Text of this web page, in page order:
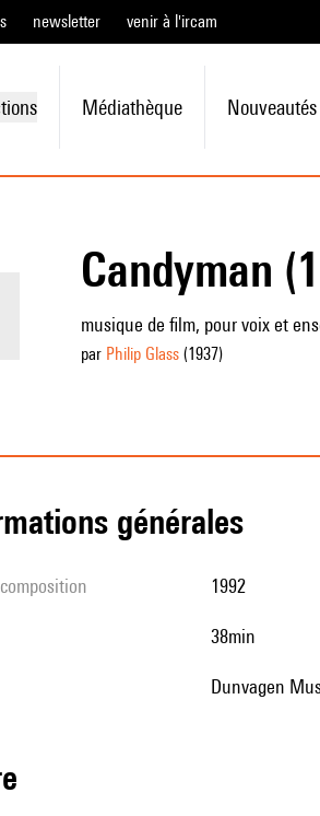
newsletter venir à l'ircam
Médiathèque Nouveautés
Candyman
musique de film, pour voix et
par Philip Glass(1937)
générales
composition 1992
38min
Dunvagen